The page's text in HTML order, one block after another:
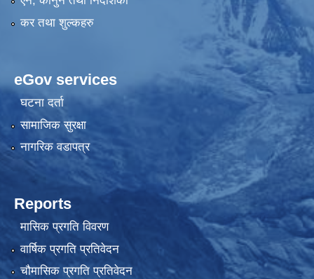
कर तथा शुल्कहरु
eGov services
घटना दर्ता
सामाजिक सुरक्षा
नागरिक वडापत्र
Reports
मासिक प्रगति विवरण
वार्षिक प्रगति प्रतिवेदन
चौमासिक प्रगति प्रतिवेदन